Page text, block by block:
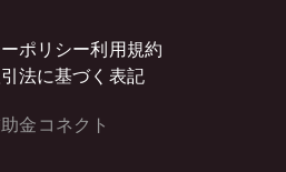
ポリシー利用規約
法に基づく表記
金コネクト